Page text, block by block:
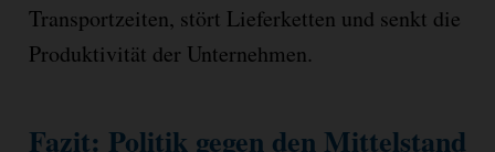
Transportzeiten, stört Lieferketten und senkt die
Produktivität der Unternehmen.
Fazit: Politik gegen den Mittelstand